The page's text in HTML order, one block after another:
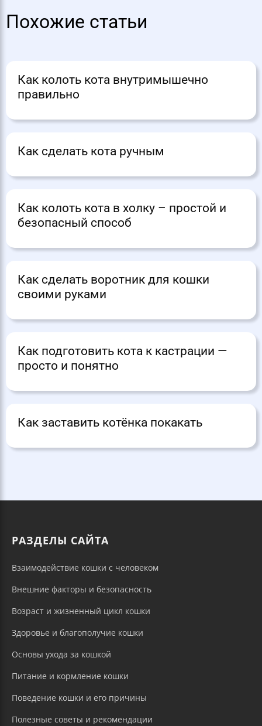
Похожие статьи
Как колоть кота внутримышечно
правильно
Как сделать кота ручным
Как колоть кота в холку – простой и
безопасный способ
Как сделать воротник для кошки
своими руками
Как подготовить кота к кастрации —
просто и понятно
Как заставить котёнка покакать
РАЗДЕЛЫ САЙТА
Взаимодействие кошки с человеком
Внешние факторы и безопасность
Возраст и жизненный цикл кошки
Здоровье и благополучие кошки
Основы ухода за кошкой
Питание и кормление кошки
Поведение кошки и его причины
Полезные советы и рекомендации